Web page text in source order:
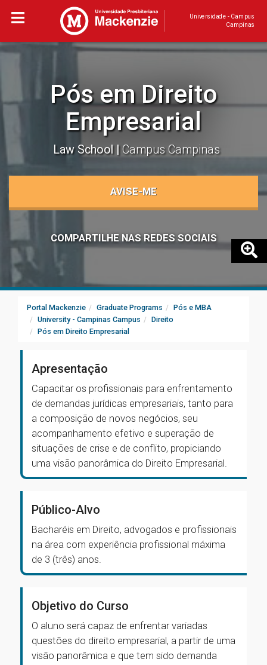
Universidade - Campus
Campinas
Pós em Direito
Empresarial
Law School Campus Campinas
AVISE-ME
COMPARTILHE NAS REDES SOCIAIS
Portal Mackenzie Graduate Programs
Pós e MBA
University - Campinas Campus
Direito
Pós em Direito Empresarial
Apresentação
Capacitar os profissionais para enfrentamento
de demandas jurídicas empresariais, tanto para
a composição de novos negócios, seu
acompanhamento efetivo e superação de
situações de crise e de conflito, propiciando
uma visão panorâmica do Direito Empresarial.
Público-Alvo
Bacharéis em Direito, advogados e profissionais
na área com experiência profissional máxima
de 3 (três) anos.
Objetivo do Curso
O aluno será capaz de enfrentar variadas
questões do direito empresarial, a partir de uma
visão panorâmica e que tem sido demanda